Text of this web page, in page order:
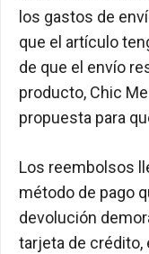
los gastos de
que el artículo
de que el envío
producto, Chic
propuesta para
Los reembolsos
método de pago
devolución
tarjeta de crédito,